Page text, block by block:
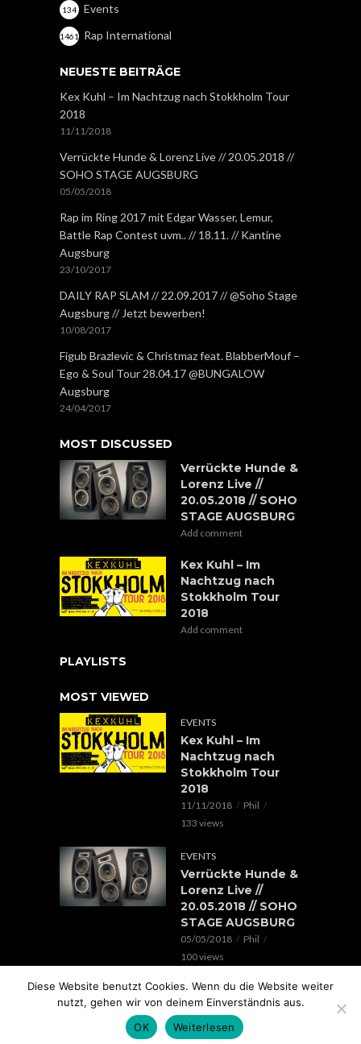
Events
134
Rap International
1461
NEUESTE BEITRÄGE
Kex Kuhl – Im Nachtzug nach Stokkholm Tour
2018
11/11/2018
Verrückte Hunde & Lorenz Live // 20.05.2018 //
SOHO STAGE AUGSBURG
05/05/2018
Rap im Ring 2017 mit Edgar Wasser, Lemur,
Battle Rap Contest uvm.. // 18.11. // Kantine
Augsburg
23/10/2017
DAILY RAP SLAM // 22.09.2017 // @Soho Stage
Augsburg // Jetzt bewerben!
10/08/2017
Figub Brazlevic & Christmaz feat. BlabberMouf –
Ego & Soul Tour 28.04.17 @BUNGALOW
Augsburg
24/04/2017
MOST DISCUSSED
Verrückte Hunde &
Lorenz Live //
20.05.2018 // SOHO
STAGE AUGSBURG
Add comment
Kex Kuhl – Im
Nachtzug nach
Stokkholm Tour
2018
Add comment
PLAYLISTS
MOST VIEWED
EVENTS
Kex Kuhl – Im
Nachtzug nach
Stokkholm Tour
2018
11/11/2018
Phil
133 views
EVENTS
Verrückte Hunde &
Lorenz Live //
20.05.2018 // SOHO
STAGE AUGSBURG
05/05/2018
Phil
100 views
EVENTS
Rap im Ring 2017
mit Edgar Wasser,
Lemur, Battle Rap
Diese Website benutzt Cookies. Wenn du die Website weiter
nutzt, gehen wir von deinem Einverständnis aus.
OK
Weiterlesen